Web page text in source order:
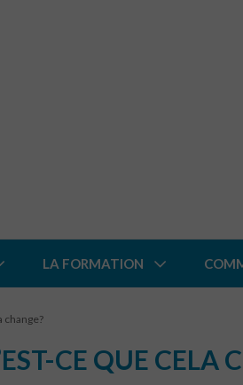
LA FORMATION
change?
CE QUE CELA